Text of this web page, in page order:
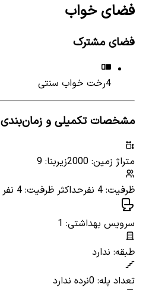
فضای خواب
فضای مشترک
4رخت خواب سنتی
مشخصات تکمیلی و زمان‌بندی
متراژ زمین: 2000
زیربنا: 9
ظرفیت: 4 نفر
حداکثر ظرفیت: 4 نفر
سرویس بهداشتی: 1
طبقه: ندارد
تعداد پله: 0
نرده ندارد